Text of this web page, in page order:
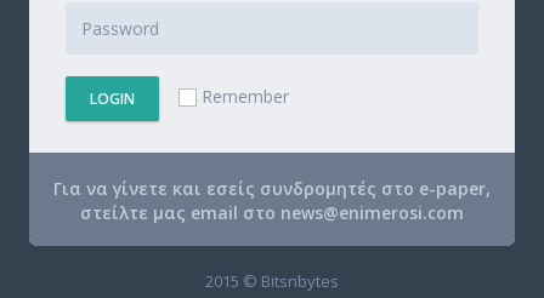
LOGIN Remember
Για να γίνετε και εσείς συνδρομητές στο e-paper,
στείλτε μας email στο news@enimerosi.com
2015 © Bitsnbytes